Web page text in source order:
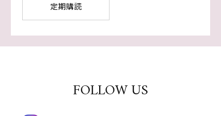
定期購読
FOLLOW US